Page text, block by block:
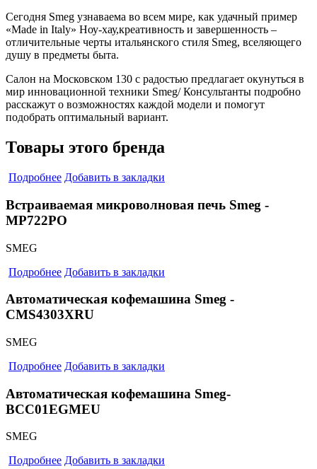
Сегодня Smeg узнаваема во всем мире, как удачный пример
«Made in Italy» Ноу-хау,креативность и завершенность –
отличительные черты итальянского стиля Smeg, вселяющего
душу в предметы быта.
Салон на Московском 130 с радостью предлагает окунуться в
мир инновационной техники Smeg/ Консультанты подробно
расскажут о возможностях каждой модели и помогут
подобрать оптимальный вариант.
Товары этого бренда
Подробнее Добавить в закладки
Встраиваемая микроволновая печь Smeg -
MP722PO
SMEG
Подробнее Добавить в закладки
Автоматическая кофемашина Smeg -
CMS4303XRU
SMEG
Подробнее Добавить в закладки
Автоматическая кофемашина Smeg-
BCC01EGMEU
SMEG
Подробнее Добавить в закладки